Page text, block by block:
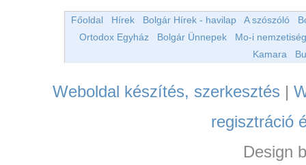
Főoldal Hírek Bolgár Hírek - havilap A szószóló
Ortodox Egyház
Bolgár Ünnepek
Mo-i
Kamara
Weboldal készítés, szerkesztés |
regisztráció
Design